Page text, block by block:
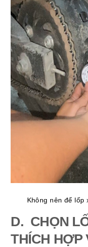
Không nên để lốp
D. CHỌN
THÍCH HỢP